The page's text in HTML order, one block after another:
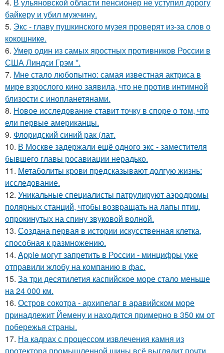
байкеру и убил мужчину.
5. Экс - главу пушкинского музея проверят из-за слов о
кокошнике.
6. Умер один из самых яростных противников России в
США Линдси Грэм *.
7. Мне стало любопытно: самая известная актриса в
мире взрослого кино заявила, что не против интимной
близости с инопланетянами.
8. Новое исследование ставит точку в споре о том, что
ели первые американцы.
9. Флоридский синий рак (лат.
10. В Москве задержали ещё одного экс - заместителя
бывшего главы росавиации нерадько.
11. Метаболиты крови предсказывают долгую жизнь:
исследование.
12. Уникальные специалисты патрулируют аэродромы
полярных станций, чтобы возвращать на лапы птиц,
опрокинутых на спину звуковой волной.
13. Создана первая в истории искусственная клетка,
способная к размножению.
14. Apple могут запретить в России - минцифры уже
отправили жлобу на компанию в фас.
15. За три десятилетия каспийское море стало меньше
на 24 000 км.
16. Остров сокотра - архипелаг в аравийском море
принадлежит Йемену и находится примерно в 350 км от
побережья страны.
17. На кадрах с процессом извлечения камня из
протектора промышленной шины всё выглядит почти